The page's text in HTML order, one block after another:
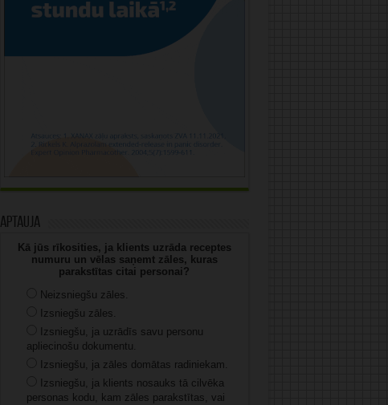
Aptauja
Kā jūs rīkosities, ja klients uzrāda receptes
numuru un vēlas saņemt zāles, kuras
parakstītas citai personai?
Neizsniegšu zāles.
Izsniegšu zāles.
Izsniegšu, ja uzrādīs savu personu
apliecinošu dokumentu.
Izsniegšu, ja zāles domātas radiniekam.
Izsniegšu, ja klients nosauks tā cilvēka
personas kodu, kam zāles parakstītas, vai